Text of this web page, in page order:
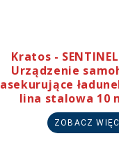
Kratos -
Urządzenie
asekurujące
lina stalowa 10
ZOBACZ